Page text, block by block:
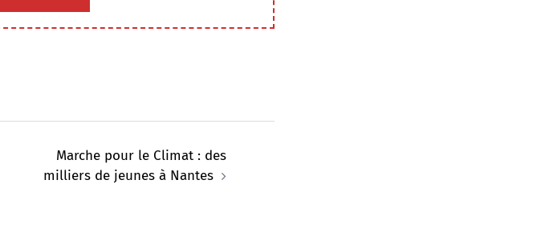
Marche pour le Climat : des
milliers de jeunes à Nantes